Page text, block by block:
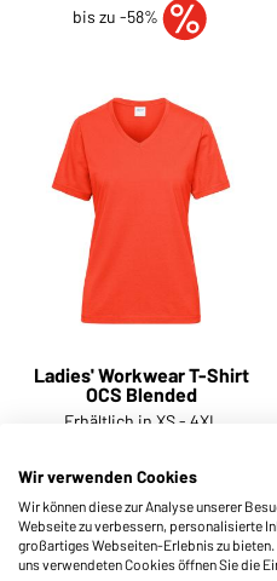
bis zu -58%
Ladies' Workwear T-Shirt
OCS Blended
Erhältlich in XS - 4XL
Wir verwenden Cookies
Wir können diese zur Analyse unserer
Webseite zu verbessern, personalisierte
großartiges Webseiten-Erlebnis zu
uns verwendeten Cookies öffnen Sie die